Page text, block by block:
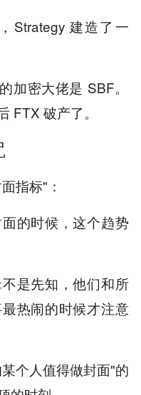
Strategy 建造了一
加密大佬是 SBF。
FTX 破产了。
指标"：
的时候，这个趋势
是先知，他们和所
热闹的时候才注意
个人值得做封面"的